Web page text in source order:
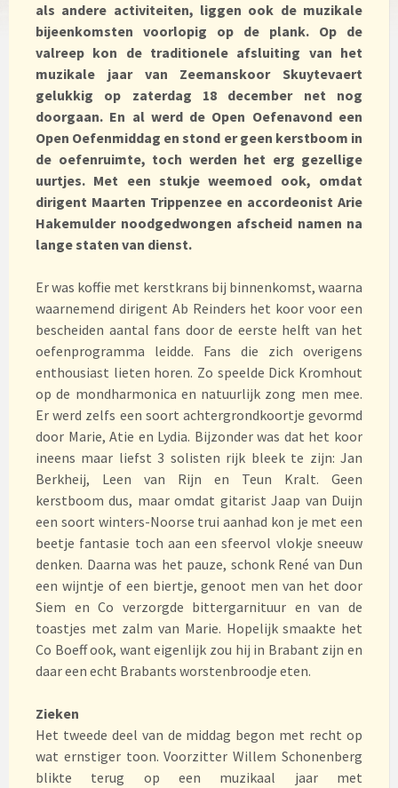
als andere activiteiten, liggen ook de muzikale
bijeenkomsten voorlopig op de plank. Op de
valreep kon de traditionele afsluiting van het
muzikale jaar van Zeemanskoor Skuytevaert
gelukkig op zaterdag 18 december net nog
doorgaan. En al werd de Open Oefenavond een
Open Oefenmiddag en stond er geen kerstboom in
de oefenruimte, toch werden het erg gezellige
uurtjes. Met een stukje weemoed ook, omdat
dirigent Maarten Trippenzee en accordeonist Arie
Hakemulder noodgedwongen afscheid namen na
lange staten van dienst.
Er was koffie met kerstkrans bij binnenkomst, waarna
waarnemend dirigent Ab Reinders het koor voor een
bescheiden aantal fans door de eerste helft van het
oefenprogramma leidde. Fans die zich overigens
enthousiast lieten horen. Zo speelde Dick Kromhout
op de mondharmonica en natuurlijk zong men mee.
Er werd zelfs een soort achtergrondkoortje gevormd
door Marie, Atie en Lydia. Bijzonder was dat het koor
ineens maar liefst 3 solisten rijk bleek te zijn: Jan
Berkheij, Leen van Rijn en Teun Kralt. Geen
kerstboom dus, maar omdat gitarist Jaap van Duijn
een soort winters-Noorse trui aanhad kon je met een
beetje fantasie toch aan een sfeervol vlokje sneeuw
denken. Daarna was het pauze, schonk René van Dun
een wijntje of een biertje, genoot men van het door
Siem en Co verzorgde bittergarnituur en van de
toastjes met zalm van Marie. Hopelijk smaakte het
Co Boeff ook, want eigenlijk zou hij in Brabant zijn en
daar een echt Brabants worstenbroodje eten.
Zieken
Het tweede deel van de middag begon met recht op
wat ernstiger toon. Voorzitter Willem Schonenberg
blikte terug op een muzikaal jaar met